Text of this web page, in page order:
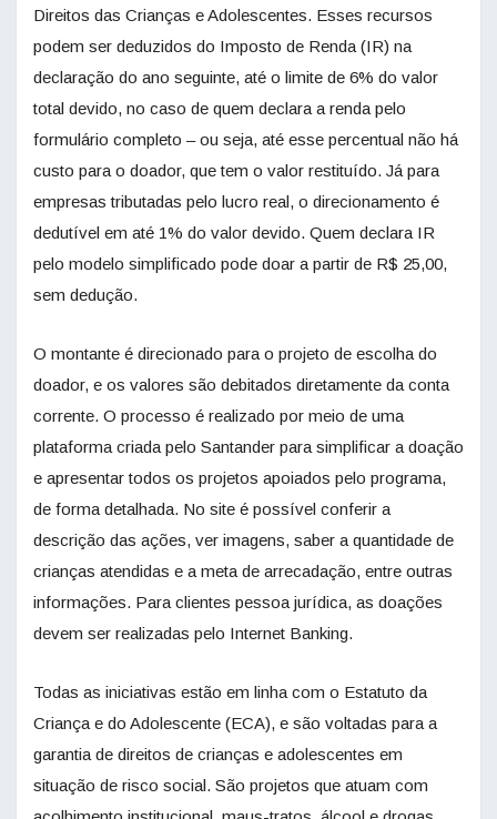
Direitos das Crianças e Adolescentes. Esses recursos
podem ser deduzidos do Imposto de Renda (IR) na
declaração do ano seguinte, até o limite de 6% do valor
total devido, no caso de quem declara a renda pelo
formulário completo – ou seja, até esse percentual não há
custo para o doador, que tem o valor restituído. Já para
empresas tributadas pelo lucro real, o direcionamento é
dedutível em até 1% do valor devido. Quem declara IR
pelo modelo simplificado pode doar a partir de R$ 25,00,
sem dedução.
O montante é direcionado para o projeto de escolha do
doador, e os valores são debitados diretamente da conta
corrente. O processo é realizado por meio de uma
plataforma criada pelo Santander para simplificar a doação
e apresentar todos os projetos apoiados pelo programa,
de forma detalhada. No site é possível conferir a
descrição das ações, ver imagens, saber a quantidade de
crianças atendidas e a meta de arrecadação, entre outras
informações. Para clientes pessoa jurídica, as doações
devem ser realizadas pelo Internet Banking.
Todas as iniciativas estão em linha com o Estatuto da
Criança e do Adolescente (ECA), e são voltadas para a
garantia de direitos de crianças e adolescentes em
situação de risco social. São projetos que atuam com